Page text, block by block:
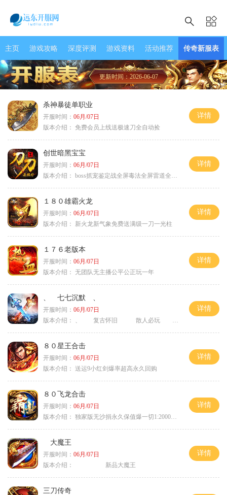
主页 游戏攻略 深度评测 游戏资料 活动推荐 传奇新服表
更新时间：2026-06-07
杀神暴徒单职业
开服时间： 06月/07日
版本介绍： 免费会员上线送极速刀全自动捡
详情
创世暗黑宝宝
开服时间： 06月/07日
版本介绍： boss抓宠鉴定战全屏毒法全屏雷道全屏狗
详情
１８０雄霸火龙
开服时间： 06月/07日
版本介绍：
新火龙新气象免费送满级一刀一光柱
详情
１７６老版本
开服时间： 06月/07日
版本介绍： 无团队无主播公平公正玩一年
详情
、 七七沉默 、
开服时间： 06月/07日
版本介绍：
、 复古怀旧 散人必玩 、
详情
８０星王合击
开服时间： 06月/07日
版本介绍： 送运9小红剑爆率超高永久回购
详情
８０飞龙合击
开服时间： 06月/07日
版本介绍： 独家版无沙捐永久保值爆一切1:2000回4
详情
大魔王
开服时间： 06月/07日
版本介绍：
新品大魔王
详情
三刀传奇